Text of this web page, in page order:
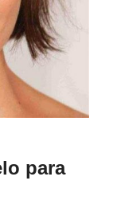
para